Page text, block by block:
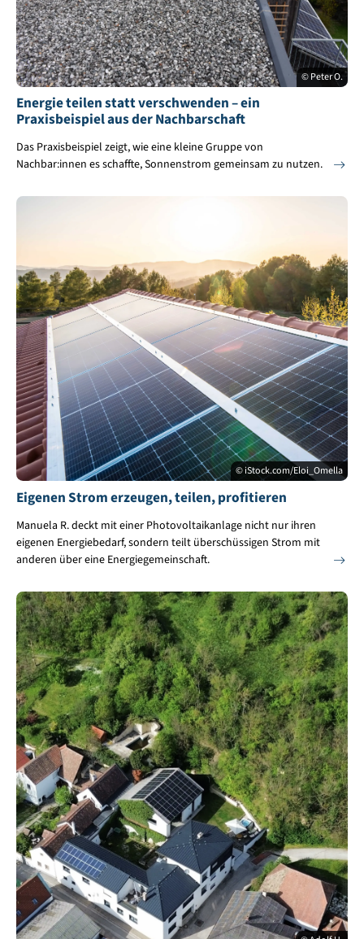
© Peter O.
Energie teilen statt verschwenden – ein
Praxisbeispiel aus der Nachbarschaft
Das Praxisbeispiel zeigt, wie eine kleine Gruppe von
Nachbar:innen es schaffte, Sonnenstrom gemeinsam zu nutzen.
© iStock.com/Eloi_Omella
Eigenen Strom erzeugen, teilen, profitieren
Manuela R. deckt mit einer Photovoltaikanlage nicht nur ihren
eigenen Energiebedarf, sondern teilt überschüssigen Strom mit
anderen über eine Energiegemeinschaft.